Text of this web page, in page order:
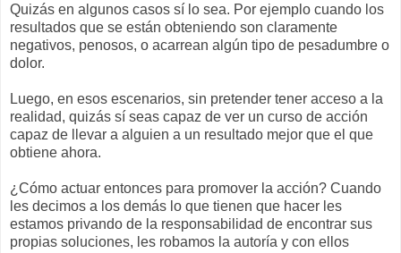
Quizás en algunos casos sí lo sea. Por ejemplo cuando los
resultados que se están obteniendo son claramente
negativos, penosos, o acarrean algún tipo de pesadumbre o
dolor.
Luego, en esos escenarios, sin pretender tener acceso a la
realidad, quizás sí seas capaz de ver un curso de acción
capaz de llevar a alguien a un resultado mejor que el que
obtiene ahora.
¿Cómo actuar entonces para promover la acción? Cuando
les decimos a los demás lo que tienen que hacer les
estamos privando de la responsabilidad de encontrar sus
propias soluciones, les robamos la autoría y con ellos